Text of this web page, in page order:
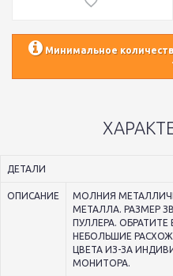
Минимальное
ДЕТАЛИ
ОПИСАНИЕ
МОЛНИЯ
МЕТАЛЛА. РАЗМЕР
ПУЛЛЕРА.
НЕБОЛЬШИЕ
ЦВЕТА ИЗ-ЗА
МОНИТОРА.